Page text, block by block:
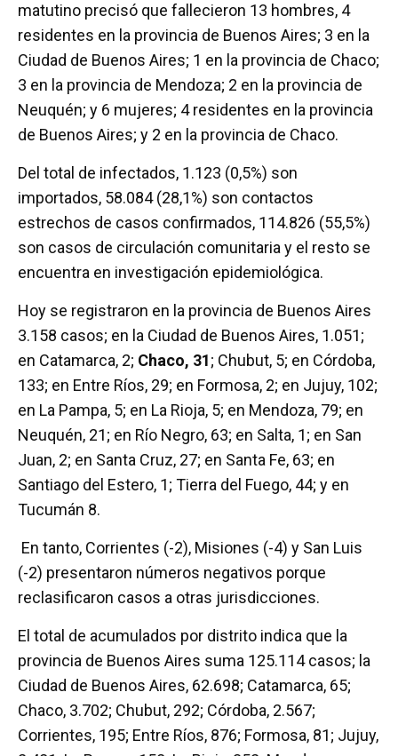
matutino precisó que fallecieron 13 hombres, 4
residentes en la provincia de Buenos Aires; 3 en la
Ciudad de Buenos Aires; 1 en la provincia de Chaco;
3 en la provincia de Mendoza; 2 en la provincia de
Neuquén; y 6 mujeres; 4 residentes en la provincia
de Buenos Aires; y 2 en la provincia de Chaco.
Del total de infectados, 1.123 (0,5%) son
importados, 58.084 (28,1%) son contactos
estrechos de casos confirmados, 114.826 (55,5%)
son casos de circulación comunitaria y el resto se
encuentra en investigación epidemiológica.
Hoy se registraron en la provincia de Buenos Aires
3.158 casos; en la Ciudad de Buenos Aires, 1.051;
en Catamarca, 2; Chaco, 31; Chubut, 5; en Córdoba,
133; en Entre Ríos, 29; en Formosa, 2; en Jujuy, 102;
en La Pampa, 5; en La Rioja, 5; en Mendoza, 79; en
Neuquén, 21; en Río Negro, 63; en Salta, 1; en San
Juan, 2; en Santa Cruz, 27; en Santa Fe, 63; en
Santiago del Estero, 1; Tierra del Fuego, 44; y en
Tucumán 8.
En tanto, Corrientes (-2), Misiones (-4) y San Luis
(-2) presentaron números negativos porque
reclasificaron casos a otras jurisdicciones.
El total de acumulados por distrito indica que la
provincia de Buenos Aires suma 125.114 casos; la
Ciudad de Buenos Aires, 62.698; Catamarca, 65;
Chaco, 3.702; Chubut, 292; Córdoba, 2.567;
Corrientes, 195; Entre Ríos, 876; Formosa, 81; Jujuy,